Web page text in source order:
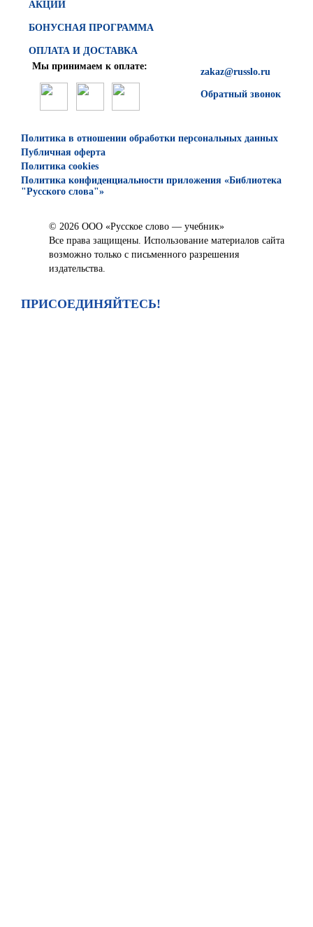
АКЦИИ
БОНУСНАЯ ПРОГРАММА
ОПЛАТА И ДОСТАВКА
zakaz@russlo.ru
Обратный звонок
Мы принимаем к оплате:
Политика в отношении обработки персональных данных
Публичная оферта
Политика cookies
Политика конфиденциальности приложения «Библиотека
"Русского слова"»
© 2026 ООО «Русское слово — учебник»
Все права защищены. Использование материалов сайта
возможно только с письменного разрешения
издательства.
ПРИСОЕДИНЯЙТЕСЬ!